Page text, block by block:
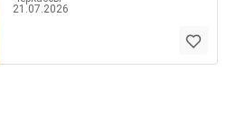
21.07.2026